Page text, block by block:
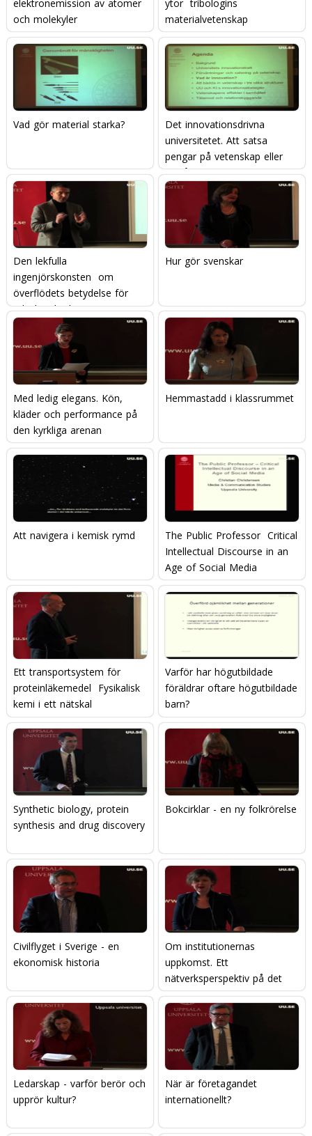
elektronemission av atomer
och molekyler
ytor  tribologins
materialvetenskap
Vad gör material starka?
Det innovationsdrivna
universitetet. Att satsa
pengar på vetenskap eller
att låta innovationer växa
fram?
Den lekfulla
ingenjörskonsten  om
överflödets betydelse för
teknik och ekonomi
Hur gör svenskar
Med ledig elegans. Kön,
kläder och performance på
den kyrkliga arenan
Hemmastadd i klassrummet
Att navigera i kemisk rymd
The Public Professor  Critical
Intellectual Discourse in an
Age of Social Media
Ett transportsystem för
proteinläkemedel  Fysikalisk
kemi i ett nätskal
Varför har högutbildade
föräldrar oftare högutbildade
barn?
Synthetic biology, protein
synthesis and drug discovery
Bokcirklar - en ny folkrörelse
Civilflyget i Sverige - en
ekonomisk historia
Om institutionernas
uppkomst. Ett
nätverksperspektiv på det
moderna.
Ledarskap - varför berör och
upprör kultur?
När är företagandet
internationellt?